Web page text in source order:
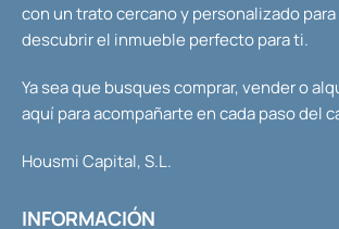
con un trato cercano y personalizado
descubrir el inmueble perfecto para ti.
Ya sea que busques comprar, vender o
aquí para acompañarte en cada paso del
Housmi Capital, S.L.
INFORMACIÓN